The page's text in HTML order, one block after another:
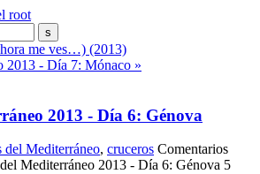
me ves…) (2013)
2013 - Día 7: Mónaco »
2013 - Día 6: Génova
del Mediterráneo, cruceros Comentarios
Mediterráneo 2013 - Día 6: Génova 5